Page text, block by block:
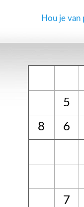
Hou je van
5
8
6
7